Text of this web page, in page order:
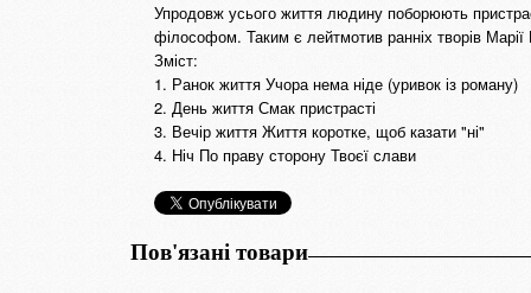
Упродовж усього життя людину поборюють
філософом. Таким є лейтмотив ранніх творів
Зміст:
1. Ранок життя Учора нема ніде (уривок із роману)
2. День життя Смак пристрасті
3. Вечір життя Життя коротке, щоб казати "ні"
4. Ніч По праву сторону Твоєї слави
Пов'язані товари